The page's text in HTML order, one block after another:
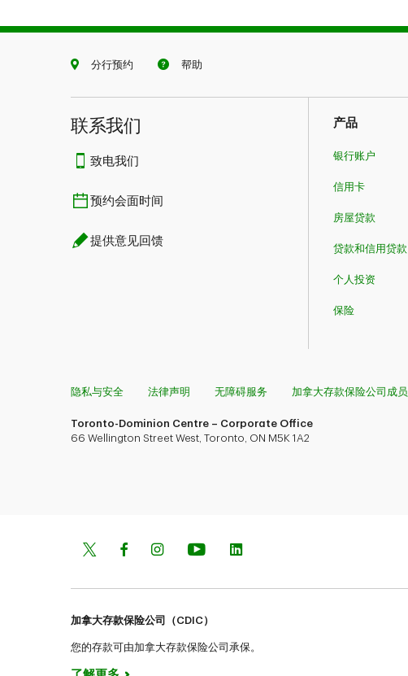
分行预约 帮助
联系我们​​​​​​​
致电我们
预约会面时间
提供意见回馈
产品
银行账户
信用卡
房屋贷款
贷款和信用贷款
个人投资
保险
隐私与安全 法律声明 无障碍服务 加拿大存款保险公司成员
Toronto-Dominion Centre – Corporate Office
66 Wellington Street West, Toronto, ON M5K 1A2
加拿大存款保险公司（CDIC）
您的存款可由加拿大存款保险公司承保。